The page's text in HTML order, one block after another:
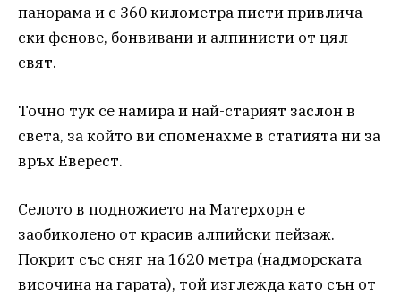
панорама и с 360 километра писти привлича
ски фенове, бонвивани и алпинисти от цял
свят.
Точно тук се намира и най-старият заслон в
света, за който ви споменахме в статията ни за
връх Еверест.
Селото в подножието на Матерхорн е
заобиколено от красив алпийски пейзаж.
Покрит със сняг на 1620 метра (надморската
височина на гарата), той изглежда като сън от